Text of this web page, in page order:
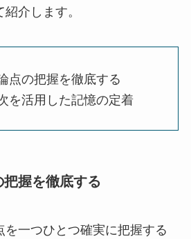
介します。
点の把握を徹底する
を活用した記憶の定着
握を徹底する
一つひとつ確実に把握する